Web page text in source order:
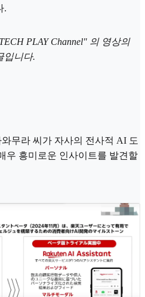
.
PLAY Channel" 의 영상의
입니다.
무라 씨가 자사의 전사적 AI 도
우 흥미로운 인사이트를 발견할